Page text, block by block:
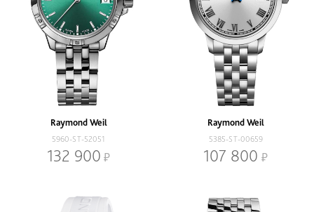
Raymond Weil
5960-ST-52051
132 900
Raymond Weil
5385-ST-00659
107 800